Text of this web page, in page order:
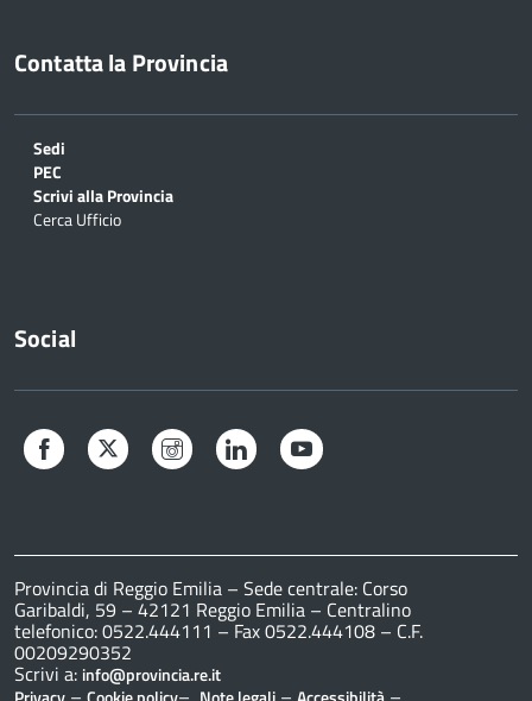
Contatta la Provincia
Sedi
PEC
Scrivi alla Provincia
Cerca Ufficio
Social
Facebook Twitter Instagram LinkedIn
Provincia di Reggio Emilia – Sede centrale: Corso
Garibaldi, 59 – 42121 Reggio Emilia – Centralino
telefonico: 0522.444111 – Fax 0522.444108 – C.F.
00209290352
Scrivi a: info@provincia.re.it